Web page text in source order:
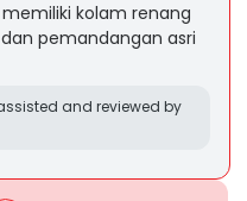
kolam renang
pemandangan asri
and reviewed by